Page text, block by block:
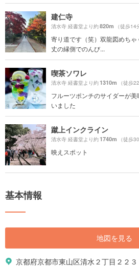
建仁寺
清水寺 経書堂より約820m （徒歩14
寄り道です（笑）双龍図めち
丈の縁側でのんび...
喫茶ソワレ
清水寺 経書堂より約1310m （徒歩
フルーツポンチのサイダーが
いました
蹴上インクライン
清水寺 経書堂より約1740m （徒歩
映えスポット
基本情報
地図を見る
京都府京都市東山区清水２丁目２２３